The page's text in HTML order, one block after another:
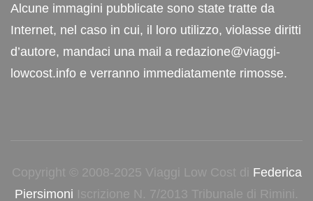
Alcune immagini pubblicate sono state tratte da
Internet, nel caso in cui, il loro utilizzo, violasse diritti
d’autore, mandaci una mail a redazione@viaggi-
lowcost.info e verranno immediatamente rimosse.
Copyright © 2008-2025 Viaggi Low Cost di Federica
Piersimoni Iscrizione N. 7/2013 Tribunale di Rimini.